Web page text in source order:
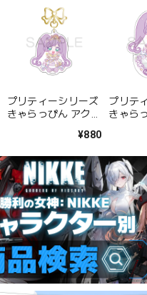
プリティーシリーズ
きゃらっぴん アクリ
¥880
プリテ
きゃら